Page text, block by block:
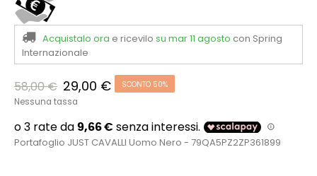
Acquistalo ora e ricevilo su mar 11 agosto con Spring
Internazionale
58,00 € 29,00 € SCONTO 50%
Nessuna tassa
Portafoglio JUST CAVALLI Uomo Nero - 79QA5PZ2ZP361899